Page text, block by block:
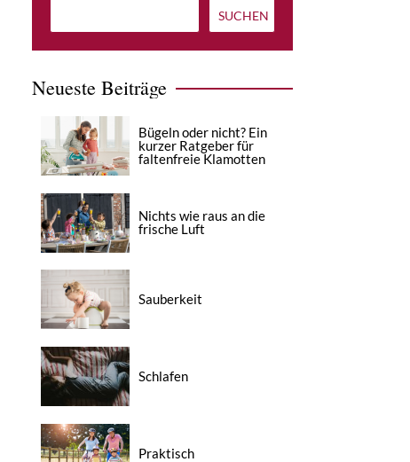
Neueste Beiträge
Bügeln oder nicht? Ein
kurzer Ratgeber für
faltenfreie Klamotten
Nichts wie raus an die
frische Luft
Sauberkeit
Schlafen
Praktisch